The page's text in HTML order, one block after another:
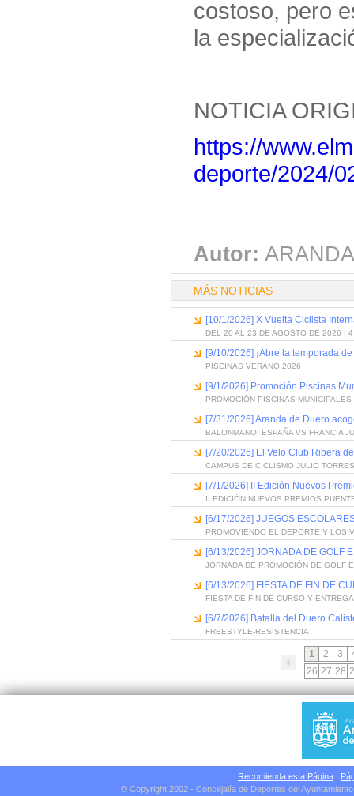
costoso, pero
la
NOTICIA
https://
deporte/2024/
Autor:
MÁS NOTICIAS
[10/1/2026] X Vuelta Ciclista
DEL 20 AL 23 DE AGOSTO DE 2026 | 4
[9/10/2026] ¡Abre la temporada
PISCINAS VERANO 2026
[9/1/2026] Promoción Piscinas
PROMOCIÓN PISCINAS
[7/31/2026] Aranda de Duero
BALONMANO: ESPAÑA VS FRANCIA
[7/20/2026] El Velo Club Ribera
CAMPUS DE CICLISMO JULIO
[7/1/2026] II Edición Nuevos
II EDICIÓN NUEVOS PREMIOS
[6/17/2026] JUEGOS
PROMOVIENDO EL DEPORTE Y LOS
[6/13/2026] JORNADA DE GOLF
JORNADA DE PROMOCIÓN DE GOLF
[6/13/2026] FIESTA DE FIN DE
FIESTA DE FIN DE CURSO Y
[6/7/2026] Batalla del Duero
FREESTYLE-RESISTENCIA
1 2 3
26 27 28
Recomienda esta Página |
© Copyright 2002 - Concejalía de Deportes del